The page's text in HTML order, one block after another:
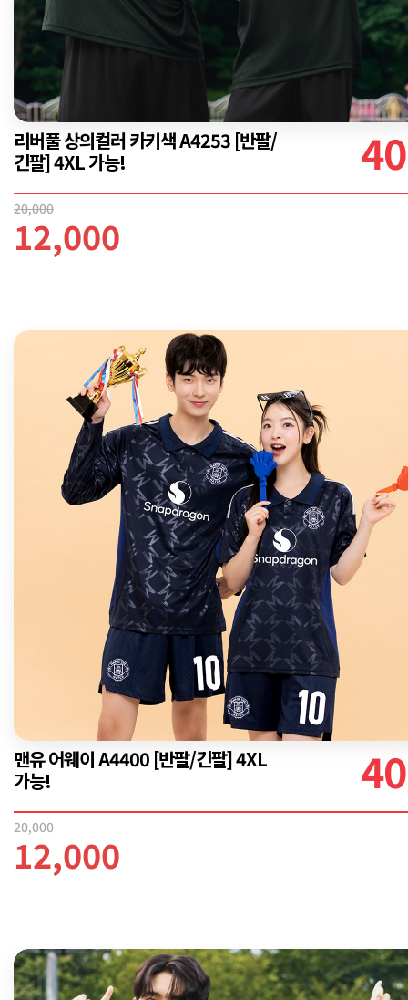
리버풀 상의컬러 카키색 A4253 [반팔/
긴팔] 4XL 가능!
40
20,000
12,000
맨유 어웨이 A4400 [반팔/긴팔] 4XL
가능!
40
20,000
12,000